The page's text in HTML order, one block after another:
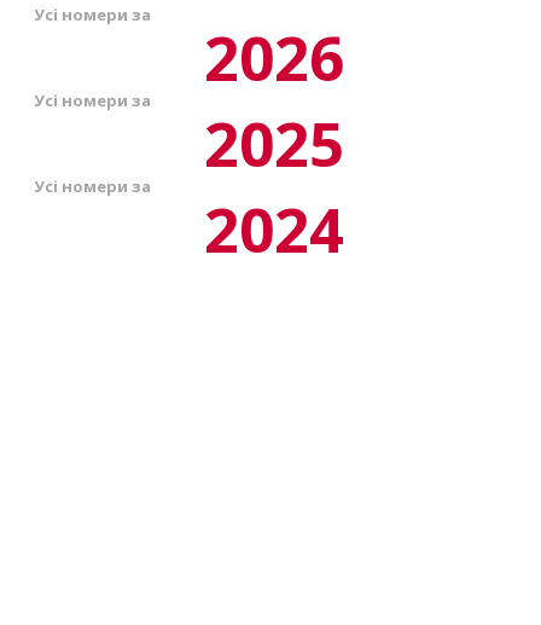
Усі номери за 2026
Усі номери за 2025
Усі номери за 2024